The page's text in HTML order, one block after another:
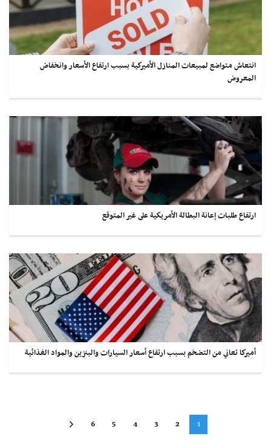
انتعاش متواضع لمبيعات المنازل الأميركية بسبب ارتفاع الأسعار وانخفاض
المعروض
ارتفاع طلبات إعانة البطالة الأمريكية على غير المتوقع
أميركا تعاني من التضخم بسبب ارتفاع أسعار السيارات والبنزين والمواد الغذائية
1
2
3
4
5
6